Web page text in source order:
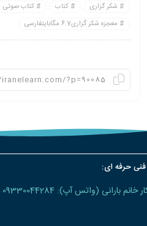
شکر گزاری
کتاب
کتاب صوتی
معجزه شکر گزاری6.7 مگابایتفارسی
حرفه ای:
خانم بارانی (واتس آپ): 09330044284